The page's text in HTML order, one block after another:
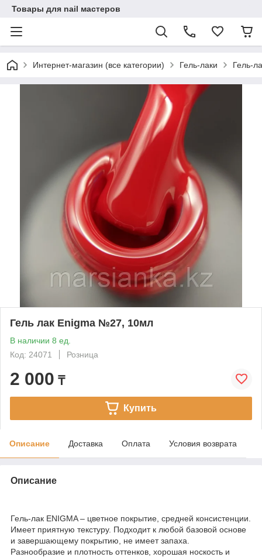
Товары для nail мастеров
Интернет-магазин (все категории) Гель-лаки Гель-
Гель лак Enigma №27, 10мл
В наличии 8 ед.
Код: 24071
Розница
2 000 ₸
Купить
Описание Доставка Оплата Условия возврата
Описание
Гель-лак ENIGMA – цветное покрытие, средней консистенции.
Имеет приятную текстуру. Подходит к любой базовой основе
и завершающему покрытию, не имеет запаха.
Разнообразие и плотность оттенков, хорошая носкость и